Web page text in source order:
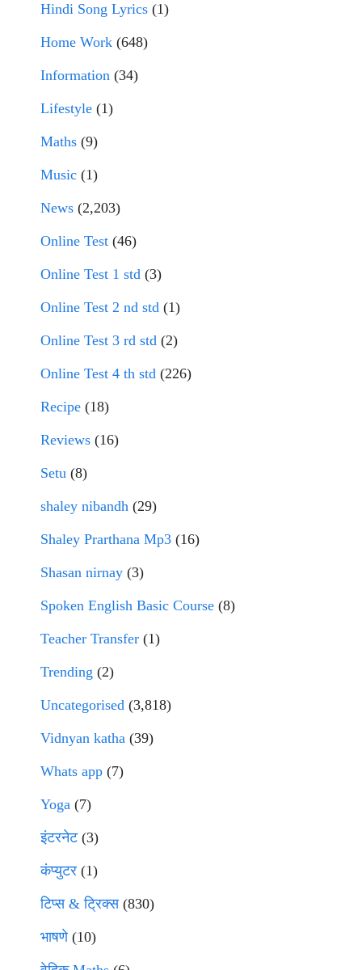
Hindi Song Lyrics (1)
Home Work (648)
Information (34)
Lifestyle (1)
Maths (9)
Music (1)
News (2,203)
Online Test (46)
Online Test 1 std (3)
Online Test 2 nd std (1)
Online Test 3 rd std (2)
Online Test 4 th std (226)
Recipe (18)
Reviews (16)
Setu (8)
shaley nibandh (29)
Shaley Prarthana Mp3 (16)
Shasan nirnay (3)
Spoken English Basic Course (8)
Teacher Transfer (1)
Trending (2)
Uncategorised (3,818)
Vidnyan katha (39)
Whats app (7)
Yoga (7)
इंटरनेट(3)
कंप्युटर (1)
टिप्स & ट्रिक्स(830)
भाषणे(10)